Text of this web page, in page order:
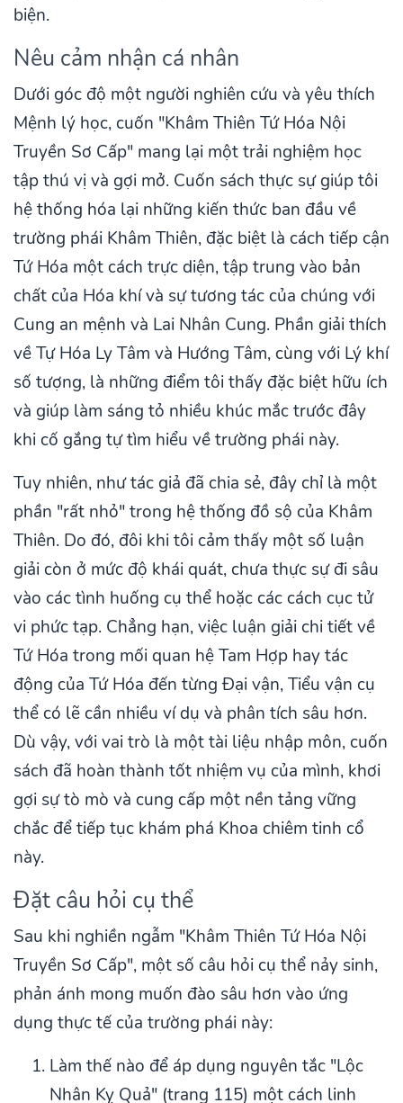
biện.
Nêu cảm nhận cá nhân
Dưới góc độ một người nghiên cứu và yêu thích
Mệnh lý học, cuốn "Khâm Thiên Tứ Hóa Nội
Truyền Sơ Cấp" mang lại một trải nghiệm học
tập thú vị và gợi mở. Cuốn sách thực sự giúp tôi
hệ thống hóa lại những kiến thức ban đầu về
trường phái Khâm Thiên, đặc biệt là cách tiếp cận
Tứ Hóa một cách trực diện, tập trung vào bản
chất của Hóa khí và sự tương tác của chúng với
Cung an mệnh và Lai Nhân Cung. Phần giải thích
về Tự Hóa Ly Tâm và Hướng Tâm, cùng với Lý khí
số tượng, là những điểm tôi thấy đặc biệt hữu ích
và giúp làm sáng tỏ nhiều khúc mắc trước đây
khi cố gắng tự tìm hiểu về trường phái này.
Tuy nhiên, như tác giả đã chia sẻ, đây chỉ là một
phần "rất nhỏ" trong hệ thống đồ sộ của Khâm
Thiên. Do đó, đôi khi tôi cảm thấy một số luận
giải còn ở mức độ khái quát, chưa thực sự đi sâu
vào các tình huống cụ thể hoặc các cách cục tử
vi phức tạp. Chẳng hạn, việc luận giải chi tiết về
Tứ Hóa trong mối quan hệ Tam Hợp hay tác
động của Tứ Hóa đến từng Đại vận, Tiểu vận cụ
thể có lẽ cần nhiều ví dụ và phân tích sâu hơn.
Dù vậy, với vai trò là một tài liệu nhập môn, cuốn
sách đã hoàn thành tốt nhiệm vụ của mình, khơi
gợi sự tò mò và cung cấp một nền tảng vững
chắc để tiếp tục khám phá Khoa chiêm tinh cổ
này.
Đặt câu hỏi cụ thể
Sau khi nghiền ngẫm "Khâm Thiên Tứ Hóa Nội
Truyền Sơ Cấp", một số câu hỏi cụ thể nảy sinh,
phản ánh mong muốn đào sâu hơn vào ứng
dụng thực tế của trường phái này:
Làm thế nào để áp dụng nguyên tắc "Lộc
Nhân Kỵ Quả" (trang 115) một cách linh